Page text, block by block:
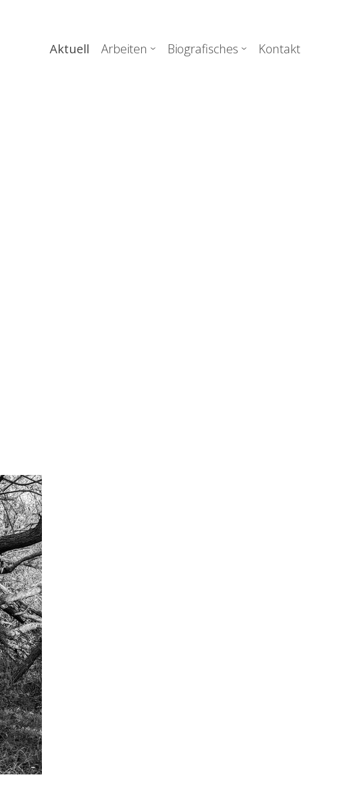
Hauptnavigation
Aktuell Arbeiten Biografisches Kontakt